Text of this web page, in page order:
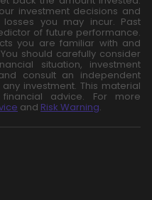
investment decisions and
you may incur. Past
of future performance.
you are familiar with and
should carefully consider
situation, investment
consult an independent
investment. This material
advice. For more
and Risk Warning.